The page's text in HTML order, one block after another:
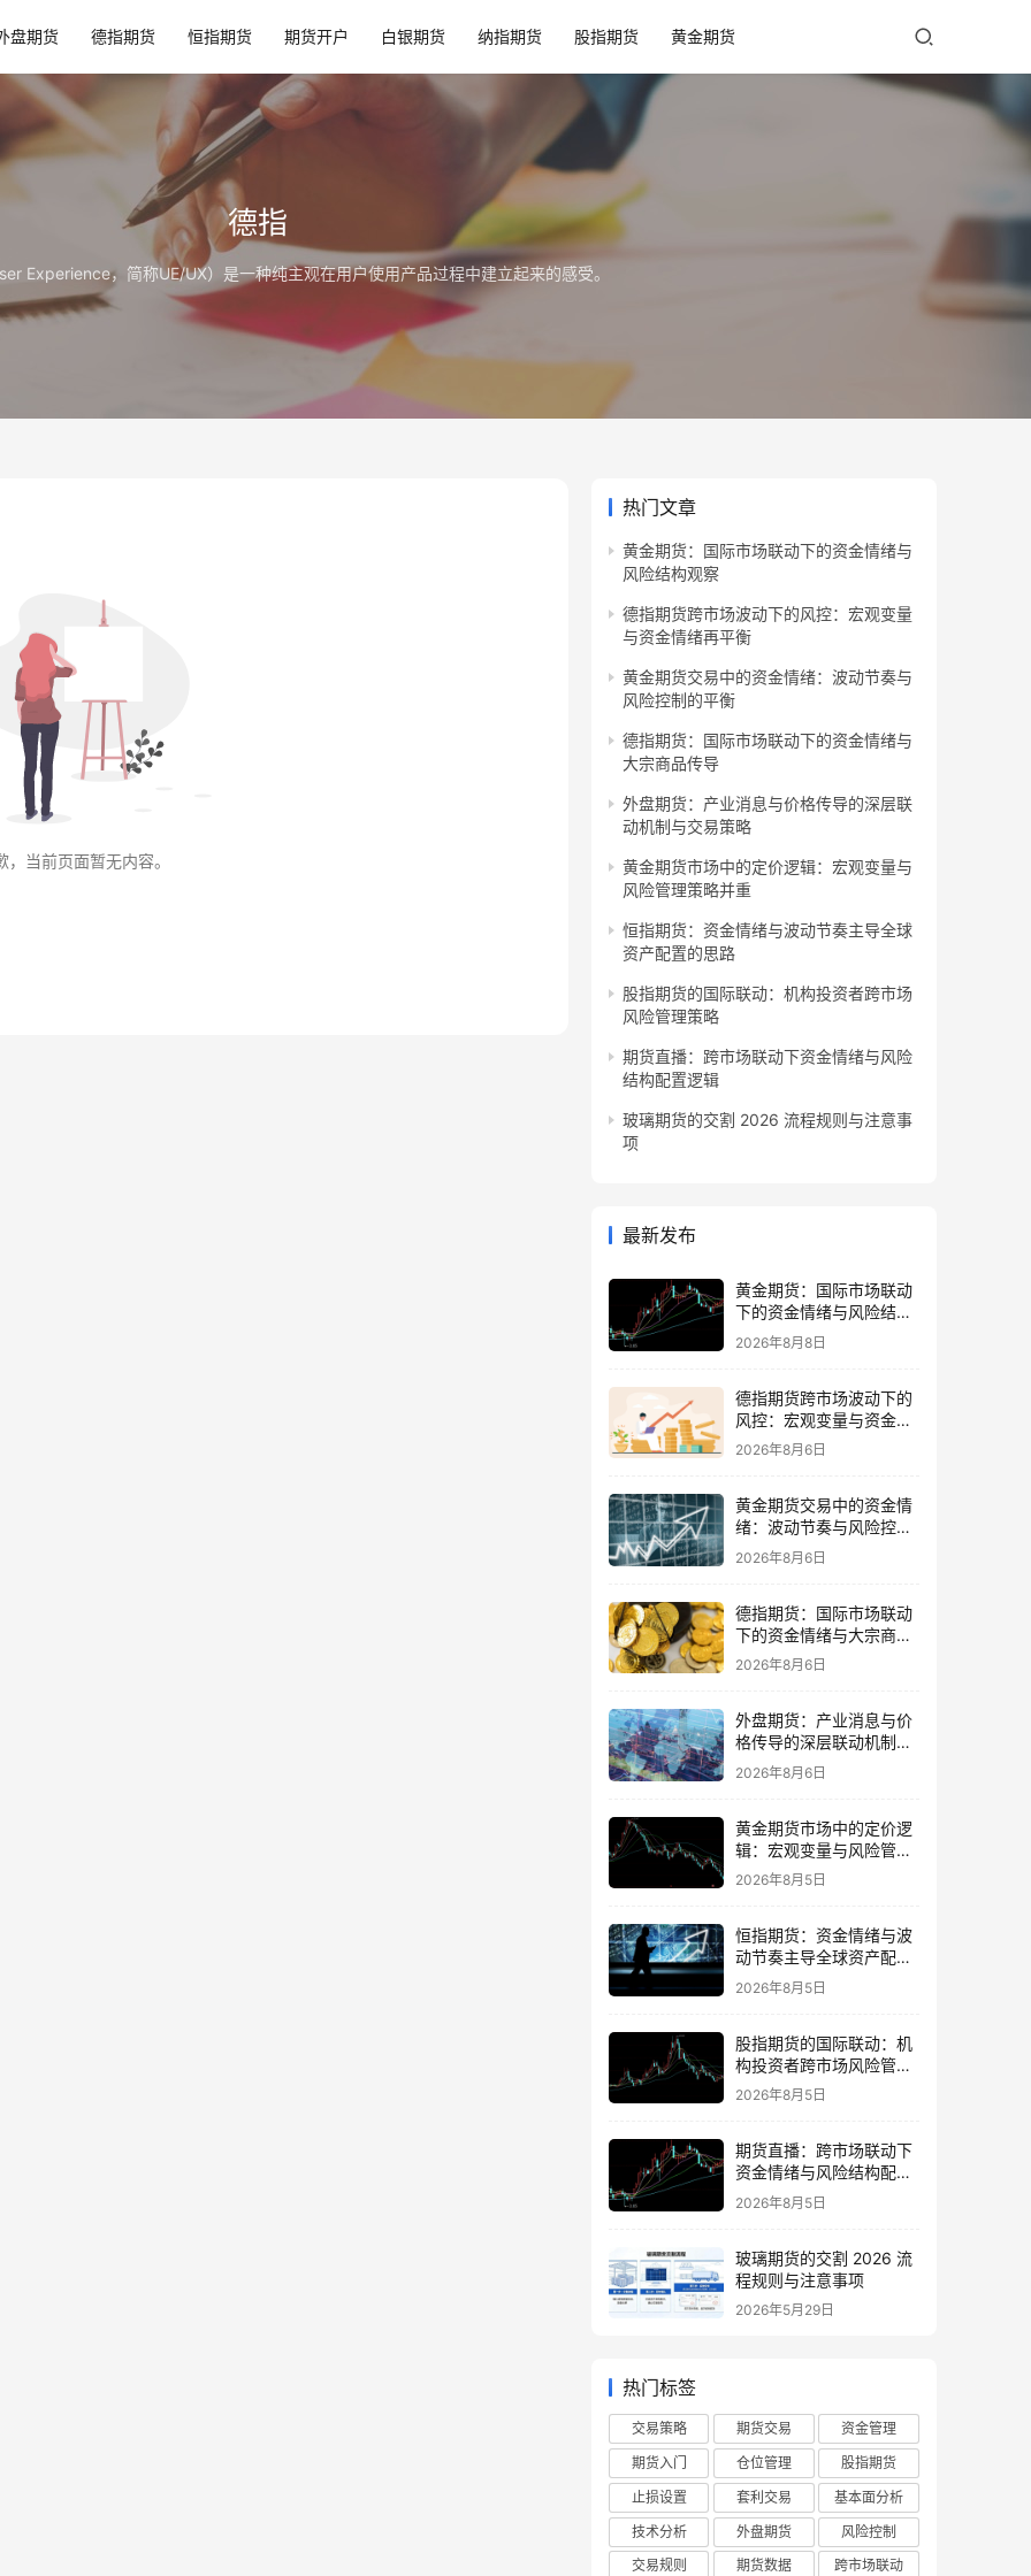
盘期货 德指期货 恒指期货 期货开户 白银期货 纳指期货 股指期货 黄金期货
德指
Experience，简称UE/UX）是一种纯主观在用户使用产品过程中建立起来的感受。
，当前页面暂无内容。
热门文章
黄金期货：国际市场联动下的资金情绪与
风险结构观察
德指期货跨市场波动下的风控：宏观变量
与资金情绪再平衡
黄金期货交易中的资金情绪：波动节奏与
风险控制的平衡
德指期货：国际市场联动下的资金情绪与
大宗商品传导
外盘期货：产业消息与价格传导的深层联
动机制与交易策略
黄金期货市场中的定价逻辑：宏观变量与
风险管理策略并重
恒指期货：资金情绪与波动节奏主导全球
资产配置的思路
股指期货的国际联动：机构投资者跨市场
风险管理策略
期货直播：跨市场联动下资金情绪与风险
结构配置逻辑
玻璃期货的交割 2026 流程规则与注意事
项
最新发布
黄金期货：国际市场联动
下的资金情绪与风险结构
观察
2026年8月8日
德指期货跨市场波动下的
风控：宏观变量与资金情
绪再平衡
2026年8月6日
黄金期货交易中的资金情
绪：波动节奏与风险控制
的平衡
2026年8月6日
德指期货：国际市场联动
下的资金情绪与大宗商品
传导
2026年8月6日
外盘期货：产业消息与价
格传导的深层联动机制与
交易策略
2026年8月6日
黄金期货市场中的定价逻
辑：宏观变量与风险管理
策略并重
2026年8月5日
恒指期货：资金情绪与波
动节奏主导全球资产配置
的思路
2026年8月5日
股指期货的国际联动：机
构投资者跨市场风险管理
策略
2026年8月5日
期货直播：跨市场联动下
资金情绪与风险结构配置
逻辑
2026年8月5日
玻璃期货的交割 2026 流
程规则与注意事项
2026年5月29日
热门标签
交易策略 期货交易
资金管理
期货入门
仓位管理
股指期货
止损设置
套利交易
基本面分析
技术分析
外盘期货
风险控制
交易规则
期货数据 跨市场联动